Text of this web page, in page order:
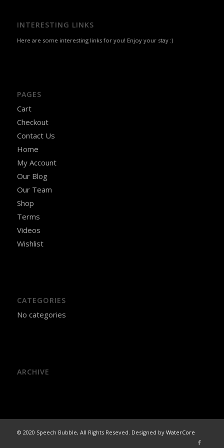
INTERESTING LINKS
Here are some interesting links for you! Enjoy your stay :)
PAGES
Cart
Checkout
Contact Us
Home
My Account
Our Blog
Our Team
Shop
Terms
Videos
Wishlist
CATEGORIES
No categories
ARCHIVE
© 2020 Speech Bubble, All Rights Reseved. Designed by WaterCore